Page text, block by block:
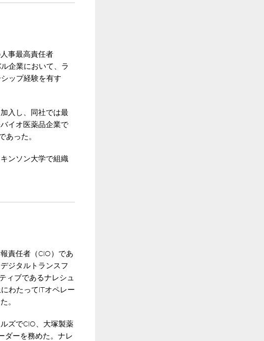
事最高責任者
企業において、ラ
ップ経験を有す
入し、同社では最
イオ医薬品企業で
あった。
ンソン大学で組織
責任者（CIO）であ
ジタルトランスフ
ィブであるナレシュ
わたってITオペレー
。
ズでCIO、大塚製薬
ダーを務めた。ナレ